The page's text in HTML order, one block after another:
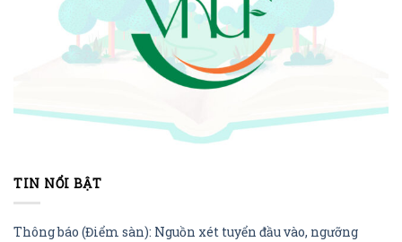
TIN NỔI BẬT
Thông báo (Điểm sàn): Nguồn xét tuyển đầu vào, ngưỡng